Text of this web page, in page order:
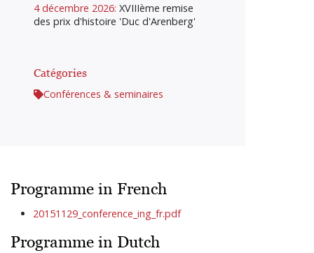
4 décembre 2026: XVIIIème remise
des prix d'histoire 'Duc d'Arenberg'
Catégories
Conférences & seminaires
Programme in French
20151129_conference_ing_fr.pdf
Programme in Dutch